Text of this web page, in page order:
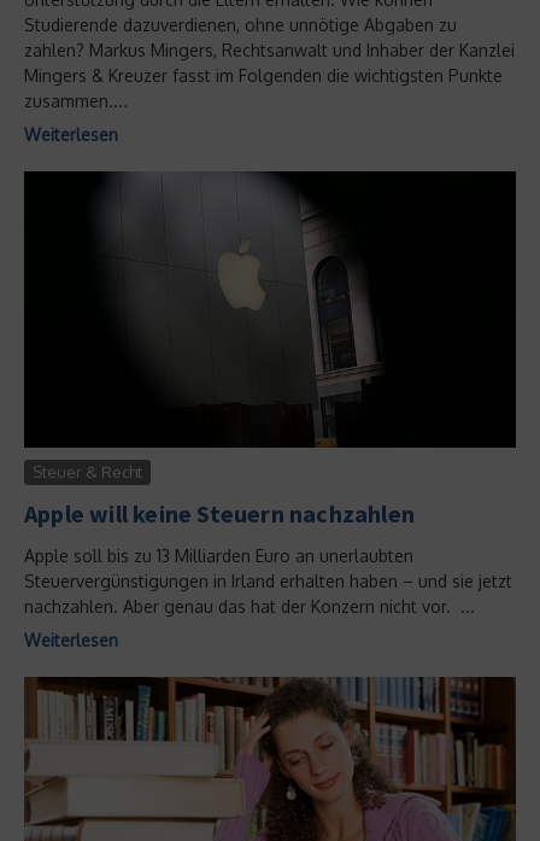
Studierende dazuverdienen, ohne unnötige Abgaben zu
zahlen? Markus Mingers, Rechtsanwalt und Inhaber der Kanzlei
Mingers & Kreuzer fasst im Folgenden die wichtigsten Punkte
zusammen....
Weiterlesen
Steuer & Recht
Apple will keine Steuern nachzahlen
Apple soll bis zu 13 Milliarden Euro an unerlaubten
Steuervergünstigungen in Irland erhalten haben – und sie jetzt
nachzahlen. Aber genau das hat der Konzern nicht vor. ...
Weiterlesen